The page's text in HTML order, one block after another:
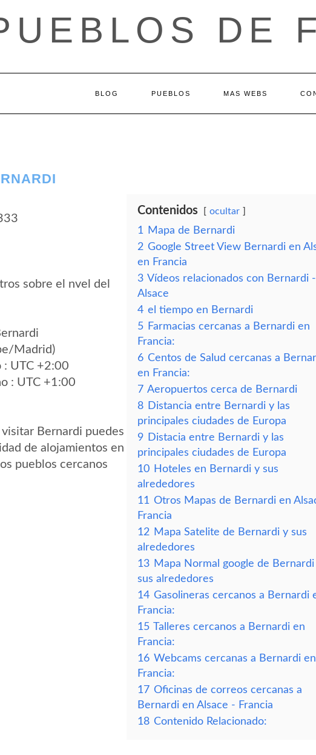
DE
BLOG PUEBLOS MAS WEBS
sobre el nvel del
Madrid)
: UTC +2:00
: UTC +1:00
Bernardi puedes
de alojamientos en
pueblos cercanos
Contenidos ocultar
1
Mapa de Bernardi
2 Google Street View Bernardi en
en Francia
3 Vídeos relacionados con Bernardi -
Alsace
4 el tiempo en Bernardi
5 Farmacias cercanas a Bernardi en
Francia:
6 Centos de Salud cercanas a
en Francia:
7 Aeropuertos cerca de Bernardi
8 Distancia entre Bernardi y las
principales ciudades de Europa
9 Distacia entre Bernardi y las
principales ciudades de Europa
10 Hoteles en Bernardi y sus
alrededores
11 Otros Mapas de Bernardi en
Francia
12 Mapa Satelite de Bernardi y sus
alrededores
13 Mapa Normal google de Bernardi
sus alrededores
14 Gasolineras cercanos a Bernardi
Francia:
15 Talleres cercanos a Bernardi en
Francia:
16 Webcams cercanas a Bernardi en
Francia:
17 Oficinas de correos cercanas a
Bernardi en Alsace - Francia
18 Contenido Relacionado: